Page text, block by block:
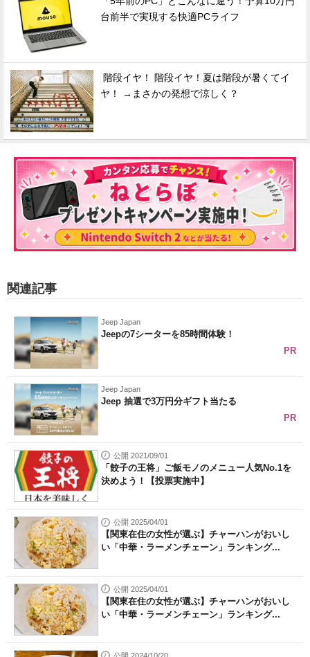
台前半で実現する快適PCライフ
階段イヤ！ 階段イヤ！夏は階段が暑くてイ
ヤ！ →まさかの発想で涼しく？
関連記事
Jeep Japan
Jeepの7シーターを85時間体験！
PR
Jeep Japan
Jeep 抽選で3万円分ギフト当たる
PR
公開 2021/09/01
「餃子の王将」ご飯モノのメニュー人気No.1を
決めよう！【投票実施中】
公開 2025/04/01
【関東在住の女性が選ぶ】チャーハンがおいし
い「中華・ラーメンチェーン」ランキング...
公開 2025/04/01
【関東在住の女性が選ぶ】チャーハンがおいし
い「中華・ラーメンチェーン」ランキング...